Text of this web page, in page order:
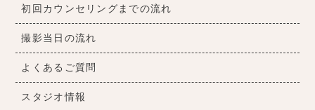
初回カウンセリングまでの流れ
撮影当日の流れ
よくあるご質問
スタジオ情報